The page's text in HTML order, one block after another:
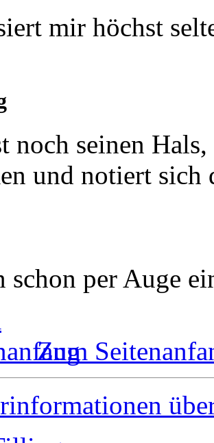
mir höchst
noch seinen
und notiert sich
schon per Auge
Zum